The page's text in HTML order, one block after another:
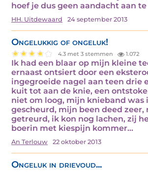
hoef je dus geen aandacht aan
HH. Uitdewaard 24 september 2013
Ongelukkig of ongeluk!
4.3 met 3 stemmen 1.072
Ik had een blaar op mijn kleine
ernaast ontsiert door een
ingegroeide nagel aan teen drie
kuit tot aan de knie, een
niet om loog, mijn knieband was
gescheurd, mijn been deed zeer,
getreurd, ik kon nog lachen, zij
boerin met kiespijn kommer…
An Terlouw 22 oktober 2013
Ongeluk in drievoud...